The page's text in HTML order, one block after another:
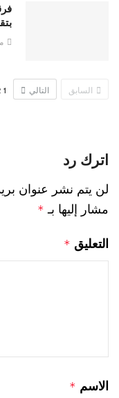
السابق التالي 1
اترك رد
لن يتم نشر عنوان
مشار إليها بـ *
التعليق *
الاسم *